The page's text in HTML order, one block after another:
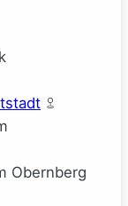
Obernberg